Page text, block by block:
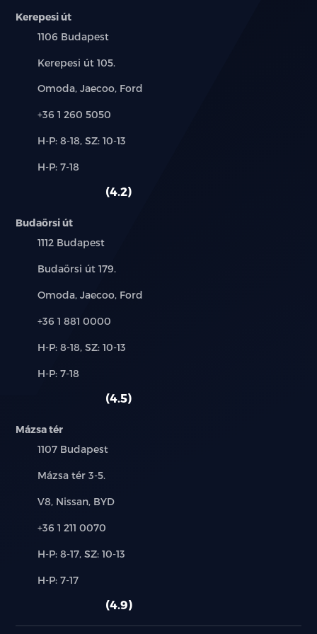
4 hangszórós audió
Navigáció
Felhőszolgáltatás - BYD applikáció
USB-csatlakozók elöl: egy 18W-os USB-A, és egy
Android Auto™ & Apple CarPlay
Vezető oldali légzsák
Oldalsó függönylégzsákok
Erőfeszítős és erőhatárolós biztonsági övek
2 ISOFIX rögzítési pont hátul
Hátsó parkoló radarok
Hátsó tolatókamera
Vezetői figyelmetlenség jelzés (DMS)
Intelligens sebességkorlátozás felismerés (ISLC)
Kerepesi út
Település:
1106 Budapest
Cím:
Kerepesi út 105.
Márkák:
Omoda, Jaecoo, Ford
Telefon:
+36 1 260 5050
Új-
használt
H-P: 8-18, SZ: 10-13
Alkatrész,
H-P: 7-18
4.2
Budaörsi út
Település:
1112 Budapest
Cím:
Budaörsi út 179.
Márkák:
Omoda, Jaecoo, Ford
Telefon:
+36 1 881 0000
Új-
használt
H-P: 8-18, SZ: 10-13
Alkatrész,
H-P: 7-18
4.5
Mázsa tér
Település:
1107 Budapest
Cím:
Mázsa tér 3-5.
Márkák:
V8, Nissan, BYD
Telefon:
+36 1 211 0070
Új-
használt
H-P: 8-17, SZ: 10-13
Alkatrész,
H-P: 7-17
4.9